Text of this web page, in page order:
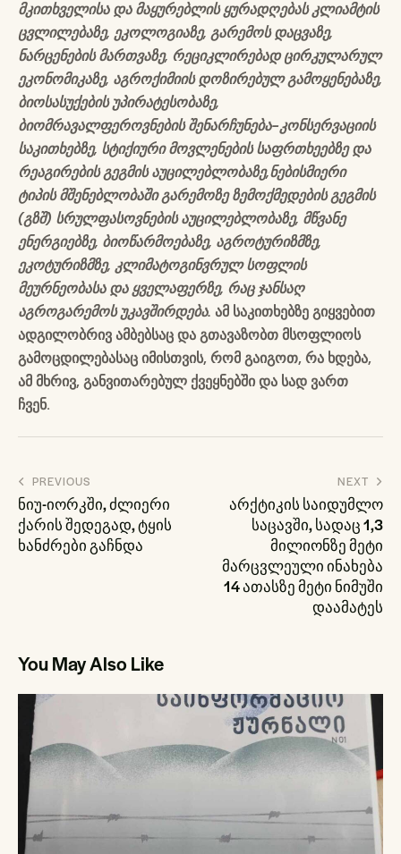
მკითხველისა და მაყურებლის ყურადღებას კლიამტის
ცვლილებაზე, ეკოლოგიაზე, გარემოს დაცვაზე,
ნარცენების მართვაზე, რეციკლირებად ცირკულარულ
ეკონომიკაზე, აგროქიმიის დოზირებულ გამოყენებაზე,
ბიოსასუქების უპირატესობაზე,
ბიომრავალფეროვნების შენარჩუნება-კონსერვაციის
საკითხებზე, სტიქიური მოვლენების საფრთხეებზე და
რეაგირების გეგმის აუცილებლობაზე,ნებისმიერი
ტიპის მშენებლობაში გარემოზე ზემოქმედების გეგმის
(გზშ) სრულფასოვნების აუცილებლობაზე, მწვანე
ენერგიებზე, ბიოწარმოებაზე, აგროტურიზმზე,
ეკოტურიზმზე, კლიმატოგინვრულ სოფლის
მეურნეობასა და ყველაფერზე, რაც ჯანსაღ
აგროგარემოს უკავშირდება. ამ საკითხებზე გიყვებით
ადგილობრივ ამბებსაც და გთავაზობთ მსოფლიოს
გამოცდილებასაც იმისთვის, რომ გაიგოთ, რა ხდება,
ამ მხრივ, განვითარებულ ქვეყნებში და სად ვართ
ჩვენ.
პოსტის
ნავიგაცია
PREVIOUS
ნიუ-იორკში, ძლიერი
ქარის შედეგად, ტყის
ხანძრები გაჩნდა
NEXT
არქტიკის საიდუმლო
საცავში, სადაც 1,3
მილიონზე მეტი
მარცვლეული ინახება
14 ათასზე მეტი ნიმუში
დაამატეს
You May Also Like